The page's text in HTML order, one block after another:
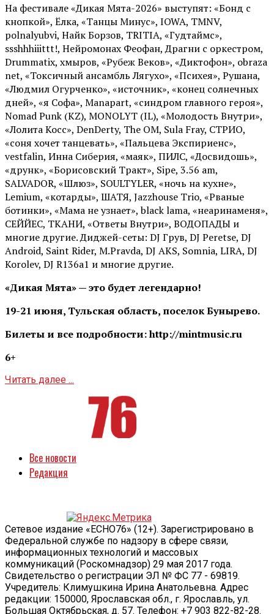
На фестивале «Дикая Мята-2026» выступят: «Бонд с
кнопкой», Ёлка, «Танцы Минус», IOWA, TMNV,
polnalyubvi, Найк Борзов, TRITIA, «Гудтаймс»,
ssshhhiiittt!, Нейромонах Феофан, Драгни с оркестром,
Drummatix, хмыров, «Рубеж Веков», «Диктофон», obraza
net, «Токсичный ансамбль Лягухо», «Психея», Рушана,
«Людмил Огурченко», «источник», «конец солнечных
дней», «я Софа», Manapart, «синдром главного героя»,
Nomad Punk (KZ), MONOLYT (IL), «Молодость Внутри»,
«Лолита Косс», DenDerty, The OM, Sula Fray, СТРИО,
«соня хочет танцевать», «Пальцева Экспириенс»,
vestfalin, Инна Сиберия, «маяк», ПИЛС, «Досвидошь»,
«друнк», «Борисовский Тракт», Sipe, 3.56 am,
SALVADOR, «Шлюз», SOULTYLER, «ночь на кухне»,
Lemium, «котарды», ШАТЯ, Jazzhouse Trio, «Рваные
ботинки», «Мама не узнает», black lama, «неаринаменя»,
СЕЙЙЕС, ТКАНИ, «Ответы Внутри», ВОДОПАДЫ и
многие другие. Диджей-сеты: DJ Грув, DJ Peretse, DJ
Android, Saint Rider, М.Pravda, DJ AKS, Somnia, LIRA, DJ
Korolev, DJ R136a1 и многие другие.
«Дикая Мята» — это будет легендарно!
19-21 июня, Тульская область, поселок Бунырево.
Билеты и все подробности: http://mintmusic.ru
6+
Читать далее ...
Все новости
Редакция
Сетевое издание «ECHO76» (12+). Зарегистрировано в
Федеральной службе по надзору в сфере связи,
информационных технологий и массовых
коммуникаций (Роскомнадзор) 29 мая 2017 года.
Свидетельство о регистрации ЭЛ № ФС 77 - 69819.
Учредитель: Климушкина Ирина Анатольевна. Адрес
редакции: 150000, Ярославская обл., г. Ярославль, ул.
Большая Октябрьская, д. 57. Телефон: +7 903 822-82-28.